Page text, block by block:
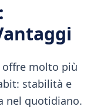
:
offre molto più
stabilità e
nel quotidiano.